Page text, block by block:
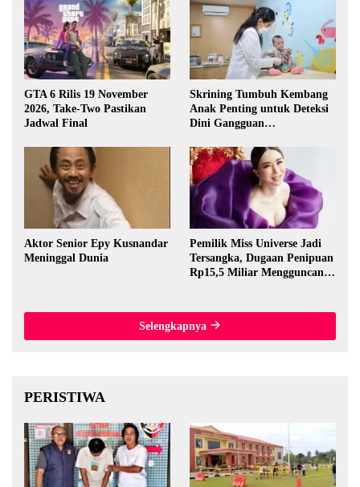
GTA 6 Rilis 19 November
2026, Take-Two Pastikan
Jadwal Final
Skrining Tumbuh Kembang
Anak Penting untuk Deteksi
Dini Gangguan
Aktor Senior Epy Kusnandar
Meninggal Dunia
Pemilik Miss Universe Jadi
Tersangka, Dugaan Penipuan
Rp15,5 Miliar Mengguncang
Selengkapnya
PERISTIWA